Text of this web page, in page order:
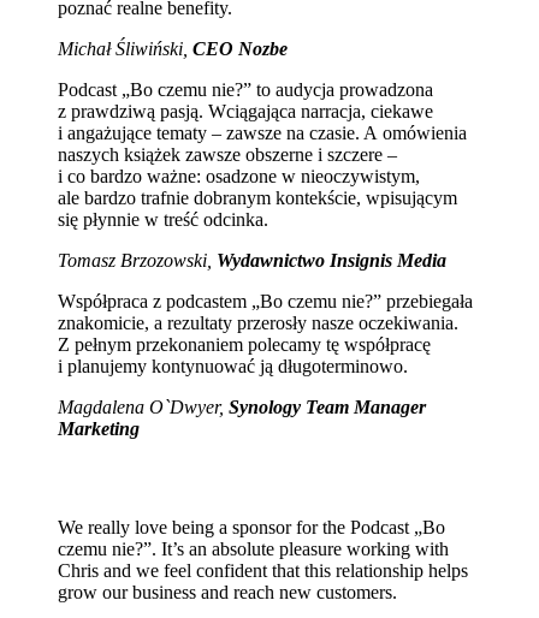
poznać realne benefity.
Michał Śliwiński, CEO Nozbe
Podcast „Bo czemu nie?” to audycja prowadzona
z prawdziwą pasją. Wciągająca narracja, ciekawe
i angażujące tematy – zawsze na czasie. A omówienia
naszych książek zawsze obszerne i szczere –
i co bardzo ważne: osadzone w nieoczywistym,
ale bardzo trafnie dobranym kontekście, wpisującym
się płynnie w treść odcinka.
Tomasz Brzozowski, Wydawnictwo Insignis Media
Współpraca z podcastem „Bo czemu nie?” przebiegała
znakomicie, a rezultaty przerosły nasze oczekiwania.
Z pełnym przekonaniem polecamy tę współpracę
i planujemy kontynuować ją długoterminowo.
Magdalena O`Dwyer, Synology Team Manager
Marketing
We really love being a sponsor for the Podcast „Bo
czemu nie?”. It’s an absolute pleasure working with
Chris and we feel confident that this relationship helps
grow our business and reach new customers.